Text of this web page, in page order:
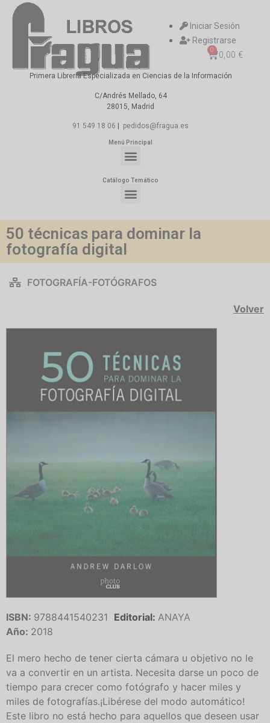
Iniciar Sesión
Registrarse
0,00 €
0
Primera Librería Especializada en Ciencias de la Información
C/Andrés Mellado, 64
28015, Madrid
91 549 18 06 pedidos@fragua.es
Menú Principal
Catálogo Temático
50 técnicas para dominar la
fotografía digital
FOTOGRAFÍA-FOTÓGRAFOS
Volver
ISBN: 9788441540231 Editorial: ANAYA
Año: 2018
El mero hecho de tener cierta cámara u objetivo no le
va a convertir en un artista. Necesita darse un poco de
tiempo para crecer como fotógrafo y hacer miles y
miles de fotografías.¡Libérese del modo automático!
Este libro no está hecho para aquellos que deseen usar